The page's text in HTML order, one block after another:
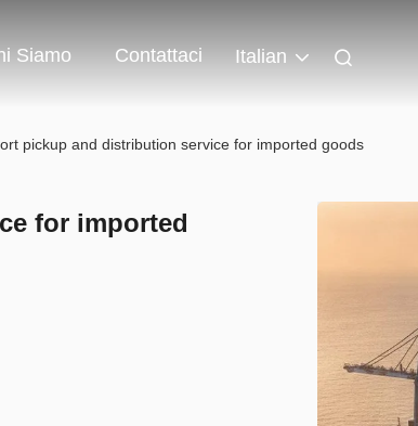
Siamo Contattaci Italian
pickup and distribution service for imported goods
for imported